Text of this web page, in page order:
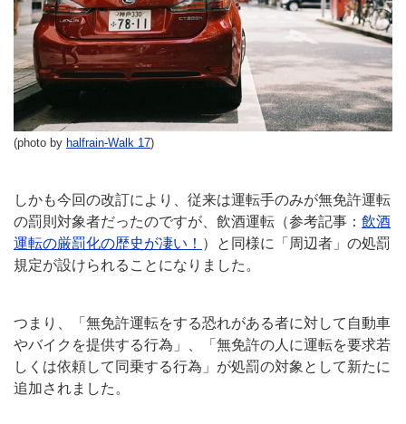
(photo by halfrain-Walk 17)
しかも今回の改訂により、従来は運転手のみが無免許運転
の罰則対象者だったのですが、飲酒運転（参考記事： 飲酒
運転の厳罰化の歴史が凄い！ ）と同様に「周辺者」の処罰
規定が設けられることになりました。
つまり、「無免許運転をする恐れがある者に対して自動車
やバイクを提供する行為」、「無免許の人に運転を要求若
しくは依頼して同乗する行為」が処罰の対象として新たに
追加されました。